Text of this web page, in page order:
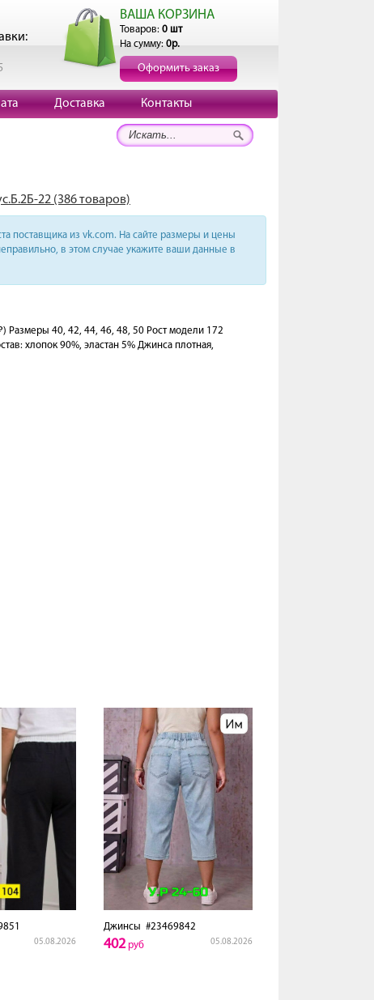
ВАША КОРЗИНА
Товаров: 0 шт
На сумму: 0р.
Оформить заказ
Доставка Контакты
22 (386 товаров)
поставщика из vk.com. На сайте размеры и цены
в этом случае укажите ваши данные в
Размеры 40, 42, 44, 46, 48, 50 Рост модели 172
хлопок 90%, эластан 5% Джинса плотная,
05.08.2026
Джинсы #23469842
05.08.2026
402руб